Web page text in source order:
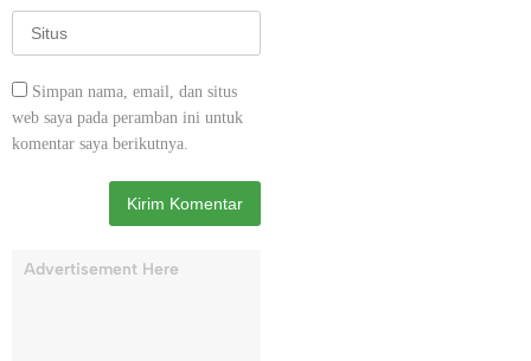
Simpan nama, email, dan situs
web saya pada peramban ini untuk
komentar saya berikutnya.
Advertisement Here